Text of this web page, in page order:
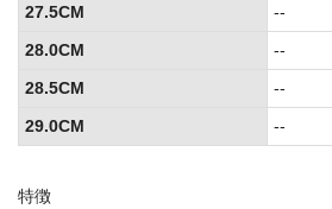
特徴
27.5CM
--
28.0CM
--
28.5CM
--
29.0CM
--